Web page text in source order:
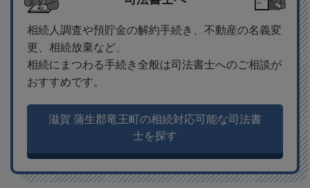
相続人調査や預貯金の解約手続き、不動産の名義変
更、相続放棄など、
相続にまつわる手続き全般は司法書士へのご相談が
おすすめです。
滋賀 蒲生郡竜王町の相続対応可能な司法書
士を探す